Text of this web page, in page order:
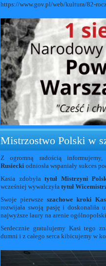
https://www.gov.pl/web/kultura/82-
Mistrzostwo Polski w
Z ogromną radością
Rusiecki odniosła wspaniały sukces
Kasia zdobyłatytuł Mistrzyni
wcześniej wywalczyła tytuł
Swoje pierwszeszachowe kroki
rozwijała swoją pasję i doskonaliła
najwyższe laury na arenie
Serdecznie gratulujemy Kasi tego
dumni i z całego serca kibicujemy w